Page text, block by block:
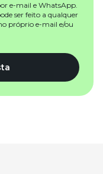
e-mail e WhatsApp.
ser feito a qualquer
próprio e-mail e/ou